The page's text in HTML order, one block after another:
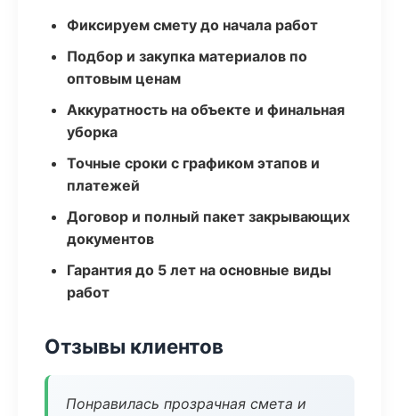
Фиксируем смету до начала работ
Подбор и закупка материалов по
оптовым ценам
Аккуратность на объекте и финальная
уборка
Точные сроки с графиком этапов и
платежей
Договор и полный пакет закрывающих
документов
Гарантия до 5 лет на основные виды
работ
Отзывы клиентов
Понравилась прозрачная смета и